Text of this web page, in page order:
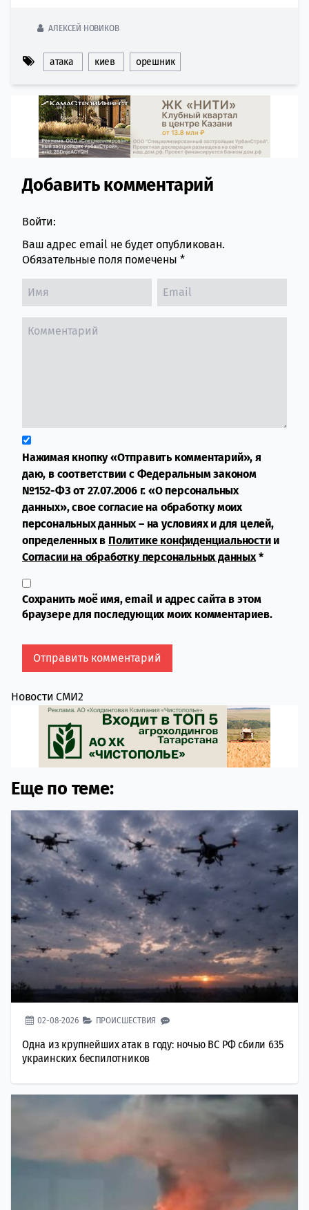
АЛЕКСЕЙ НОВИКОВ
атака киев орешник
Comment section
Добавить комментарий
Войти:
Ваш адрес email не будет опубликован.
Обязательные поля помечены *
Нажимая кнопку «Отправить комментарий», я
даю, в соответствии с Федеральным законом
№152-ФЗ от 27.07.2006 г. «О персональных
данных», свое согласие на обработку моих
персональных данных – на условиях и для целей,
определенных в Политике конфиденциальностии
Согласии на обработку персональных данных*
Сохранить моё имя, email и адрес сайта в этом
браузере для последующих моих комментариев.
Новости СМИ2
Еще по теме:
02-08-2026 ПРОИСШЕСТВИЯ
Одна из крупнейших атак в году: ночью ВС РФ сбили 635
украинских беспилотников